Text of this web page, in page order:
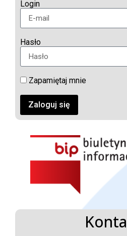
Login
Hasło
Zapamiętaj mnie
Zaloguj się